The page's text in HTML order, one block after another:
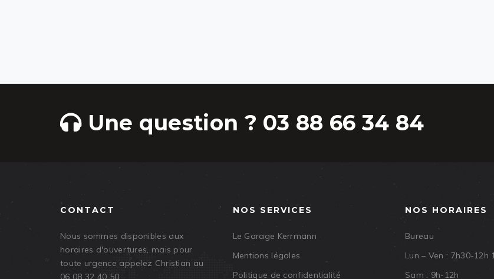
Une question ? 03 88 66 34 84
CONTACT
Nous sommes disponibles aux
horaires d'ouvertures, mais pour
toute urgence appelez Christian au
06 08 32 40 50
NOS SERVICES
Le Garage Kerrmann
Mentions légales
Politique de confidentialité
NOS HORAIRES
Bureau
Lun – Ven : 7h30-12h
Sam : 9h-12h